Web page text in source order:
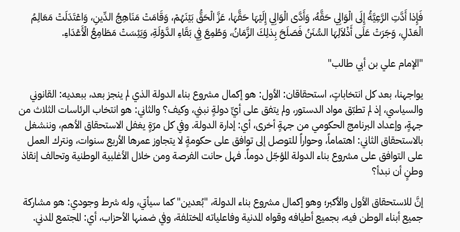
فَإِذا أَدَّتِ الرَّعِيَّةُ إِلَى الْوَالِي حَقَّهُ، وَأَدَّى الْوَالِي إِلَيْهَا حَقَّهَا، عَزَّ الْحَقُّ بَيْنَهُمْ، وَقَامَتْ مَنَاهِجُ الدِّينِ، وَاعْتَدَلَتْ مَعَالِمُ
الْعَدْلِ، وَجَرَتْ عَلَى أَذْلاَلِهَا السُّنَنُ فَصَلَحَ بِذلِكَ الزَّمَانُ، وَطُمِعَ فِي بَقَاءِ الدَّوْلَةِ، وَيَئِسَتْ مَطَامِعُ الْأَعْدَاءِ.
"الإمام علي بن أبي طالب"
يواجهنا، بعد كل انتخاباتٍ، استحقاقان: الأول: هو إكمال مشروع بناء الدولة الذي لم ينجز بعد، ببعديه: القانوني
والسياسي، إذ لم تطبّق مواد الدستور، ولم يتفق على أيِّ دولةٍ نبني، وكيف؟ والثاني: هو انتخاب الرئاسات الثلاث من
جهةٍ، وإعداد البرنامج الحكومي من جهةٍ أخرى، أي: إدارة الدولة. وفي كل مرّةٍ يغفل الاستحقاق الأهم، وننشغل
بالاستحقاق الثاني: اهتماماً، وحواراً للتوصل إلى توافق على حكومةٍ لا يتجاوز عمرها الأربع سنوات، ونترك العمل
على التوافق على مشروع بناء الدولة المؤجّل دوماً. فهل حانت الفرصة ومن خلال الأغلبية الوطنية وتحالف إنقاذ
وطنٍ أن نبدأ؟
إنَّ للاستحقاق الأول والأكبر؛ وهو إكمال مشروع بناء الدولة، "بُعدين" كما سيأتي، وله شرط وجودي: هو مشاركة
جميع أبناء الوطن فيه، بجميع أطيافه وقواه المدنية وفاعلياته المختلفة، وفي ضمنها الأحزاب، أي: المجتمع المدني.